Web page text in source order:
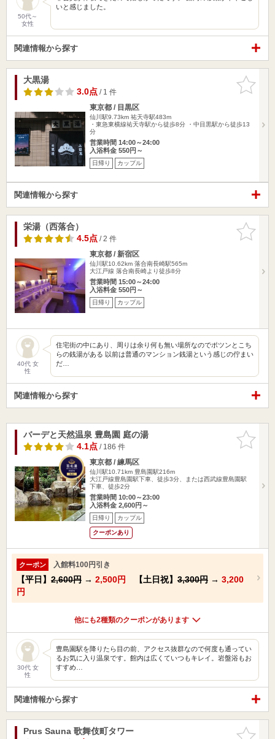
50代～
女性
いと感じました。
関連情報から探す
お気に入
りに追加
大黒湯
3.0点/ 1 件
東京都 / 目黒区
仙川駅9.73km 祐天寺駅483m
・東急東横線祐天寺駅から徒歩8分 ・中目黒駅から徒歩13
分
営業時間 14:00～24:00
入浴料金 550円～
日帰り カップル
関連情報から探す
お気に入
りに追加
栄湯（西落合）
4.5点/ 2 件
東京都 / 新宿区
仙川駅10.62km 落合南長崎駅565m
大江戸線 落合南長崎より徒歩8分
営業時間 15:00～24:00
入浴料金 550円～
日帰り カップル
40代 女
性
住宅街の中にあり、周りは余り何も無い場所なのでポツンとこち
らの銭湯がある 以前は普通のマンション銭湯という感じの佇まい
だ…
関連情報から探す
お気に入
りに追加
バーデと天然温泉 豊島園 庭の湯
4.1点/ 186 件
東京都 / 練馬区
仙川駅10.71km 豊島園駅216m
大江戸線豊島園駅下車、徒歩3分、または西武線豊島園駅
下車、徒歩2分
営業時間 10:00～23:00
入浴料金 2,600円～
日帰り カップル
クーポンあり
クーポン 入館料100円引き
【平日】 2,600円 → 2,500円 【土日祝】 3,300円 → 3,200
円
他にも2種類のクーポンがあります
30代 女
性
豊島園駅を降りたら目の前、アクセス抜群なので何度も通ってい
るお気に入り温泉です。館内は広くていつもキレイ。岩盤浴もお
すすめ…
関連情報から探す
お気に入
Prus Sauna 歌舞伎町タワー